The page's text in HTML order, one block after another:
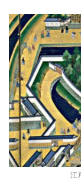
江